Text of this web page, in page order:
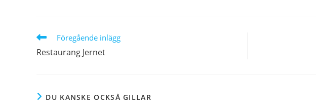
Läs
artiklar
Föregående inlägg
Restaurang Jernet
DU KANSKE OCKSÅ GILLAR